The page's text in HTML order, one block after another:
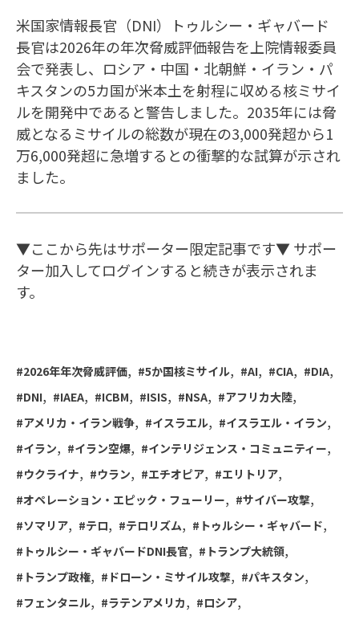
米国家情報長官（DNI）トゥルシー・ギャバード
長官は2026年の年次脅威評価報告を上院情報委員
会で発表し、ロシア・中国・北朝鮮・イラン・パ
キスタンの5カ国が米本土を射程に収める核ミサイ
ルを開発中であると警告しました。2035年には脅
威となるミサイルの総数が現在の3,000発超から1
万6,000発超に急増するとの衝撃的な試算が示され
ました。
▼ここから先はサポーター限定記事です▼ サポー
ター加入してログインすると続きが表示されま
す。
2026年年次脅威評価 5か国核ミサイル AI CIA
DIA
DNI
IAEA ICBM ISIS NSA
アフリカ大陸
アメリカ・イラン戦争
イスラエル
イスラエル・イラン
イラン
イラン空爆
インテリジェンス・コミュニティー
ウクライナ
ウラン エチオピア
エリトリア
オペレーション・エピック・フューリー
サイバー攻撃
ソマリア
テロ テロリズム
トゥルシー・ギャバード
トゥルシー・ギャバードDNI長官
トランプ大統領
トランプ政権
ドローン・ミサイル攻撃
パキスタン
フェンタニル
ラテンアメリカ ロシア